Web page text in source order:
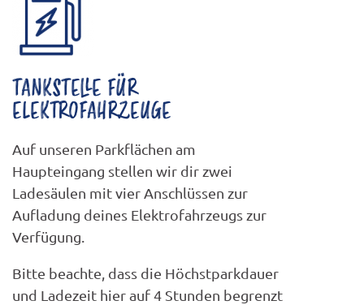
TANKSTELLE FÜR
ELEKTROFAHRZEUGE
Auf unseren Parkflächen am
Haupteingang stellen wir dir zwei
Ladesäulen mit vier Anschlüssen zur
Aufladung deines Elektrofahrzeugs zur
Verfügung.
Bitte beachte, dass die Höchstparkdauer
und Ladezeit hier auf 4 Stunden begrenzt